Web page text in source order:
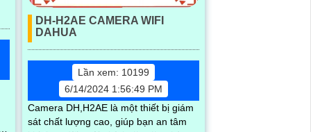
DH-H2AE CAMERA WIFI
DAHUA
Lần xem: 10199
6/14/2024 1:56:49 PM
Camera DH,H2AE là một thiết bị giám
sát chất lượng cao, giúp bạn an tâm